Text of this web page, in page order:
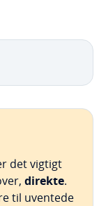
det vigtigt
direkte.
til uventede